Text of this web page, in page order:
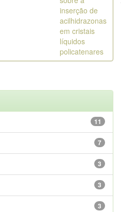
inserção de
acilhidrazonas
em cristais
líquidos
policatenares
11
7
3
3
3